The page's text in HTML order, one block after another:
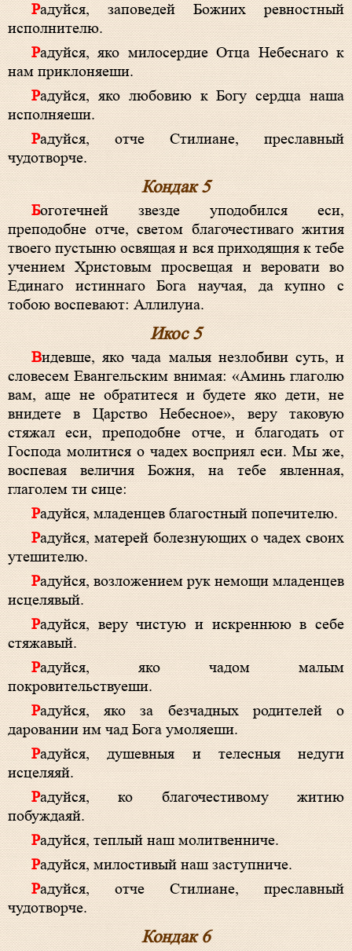
Радуйся, заповедей Божиих ревностный
исполнителю.
Радуйся, яко милосердие Отца Небеснаго к
нам приклоняеши.
Радуйся, яко любовию к Богу сердца наша
исполняеши.
Радуйся, отче Стилиане, преславный
чудотворче.
Кондак 5
Боготечней звезде уподобился еси,
преподобне отче, светом благочестиваго жития
твоего пустыню освящая и вся приходящия к тебе
учением Христовым просвещая и веровати во
Единаго истиннаго Бога научая, да купно с
тобою воспевают: Аллилуиа.
Икос 5
Видевше, яко чада малыя незлобиви суть, и
словесем Евангельским внимая: «Аминь глаголю
вам, аще не обратитеся и будете яко дети, не
внидете в Царство Небесное», веру таковую
стяжал еси, преподобне отче, и благодать от
Господа молитися о чадех восприял еси. Мы же,
воспевая величия Божия, на тебе явленная,
глаголем ти сице:
Радуйся, младенцев благостный попечителю.
Радуйся, матерей болезнующих о чадех своих
утешителю.
Радуйся, возложением рук немощи младенцев
исцелявый.
Радуйся, веру чистую и искреннюю в себе
стяжавый.
Радуйся, яко чадом малым
покровительствуеши.
Радуйся, яко за безчадных родителей о
даровании им чад Бога умоляеши.
Радуйся, душевныя и телесныя недуги
исцеляяй.
Радуйся, ко благочестивому житию
побуждаяй.
Радуйся, теплый наш молитвенниче.
Радуйся, милостивый наш заступниче.
Радуйся, отче Стилиане, преславный
чудотворче.
Кондак 6